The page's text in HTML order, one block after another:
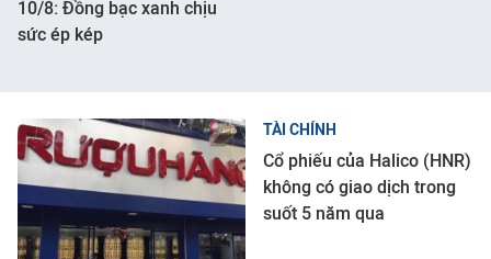
10/8: Đồng bạc xanh chịu
sức ép kép
TÀI CHÍNH
Cổ phiếu của Halico (HNR)
không có giao dịch trong
suốt 5 năm qua